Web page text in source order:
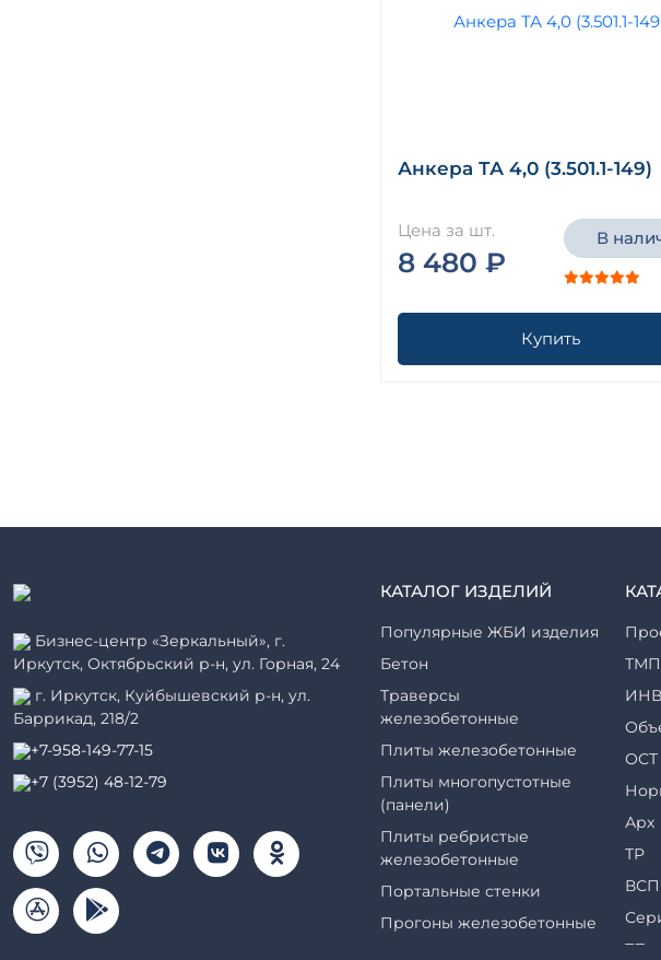
Анкера ТА 4,0 (3.501.1-149)
Цена за шт.
8 480 ₽
В
Купить
Бизнес-центр «Зеркальный», г.
Иркутск, Октябрьский р-н, ул. Горная, 24
г. Иркутск, Куйбышевский р-н, ул.
Баррикад, 218/2
+7-958-149-77-15
+7 (3952) 48-12-79
КАТАЛОГ ИЗДЕЛИЙ
Популярные ЖБИ изделия
Бетон
Траверсы
железобетонные
Плиты железобетонные
Плиты многопустотные
(панели)
Плиты ребристые
железобетонные
Портальные стенки
Прогоны железобетонные
ТМП
ИНВ
ОСТ
Арх
ТР
ВСП
ТП